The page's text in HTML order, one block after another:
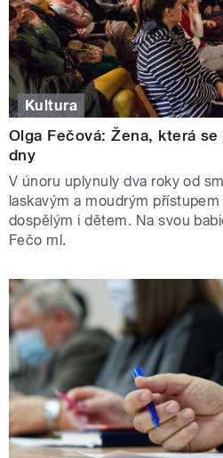
Kultura
Olga Fečová: Žena, která
dny
V únoru uplynuly dva roky od
laskavým a moudrým
dospělým i dětem. Na svou
Fečo ml.